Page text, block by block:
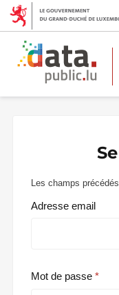
Les champs
Adresse email
Mot de passe